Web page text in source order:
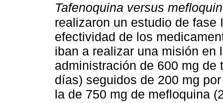
Tafenoquina versus
realizaron un estudio de
efectividad de los
iban a realizar una misión en
administración de 600 mg de
días) seguidos de 200 mg
la de 750 mg de mefloquina